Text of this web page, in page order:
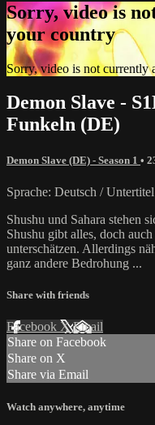
Sorry, video is
your country
Sorry, video is not currently
Demon Slave -
Funkeln (DE)
Demon Slave (DE) - Season 1 •
Sprache: Deutsch /
Shushu und Sahara stehen
Shushu gibt alles, doch
unterschätzen. Allerdings
ganz andere Bedrohung ...
Share with friends
Facebook XEmail
Share on Facebook
Share on X
Share via Email
Watch anywhere, anytime